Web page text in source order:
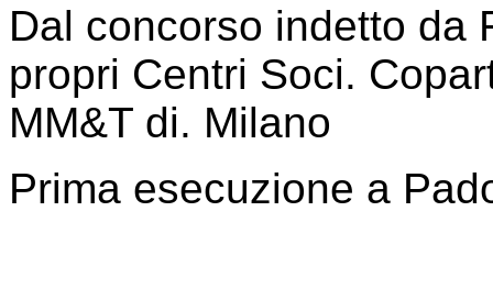
Dal concorso indetto da
propri Centri Soci.
MM&T di. Milano
Prima esecuzione a